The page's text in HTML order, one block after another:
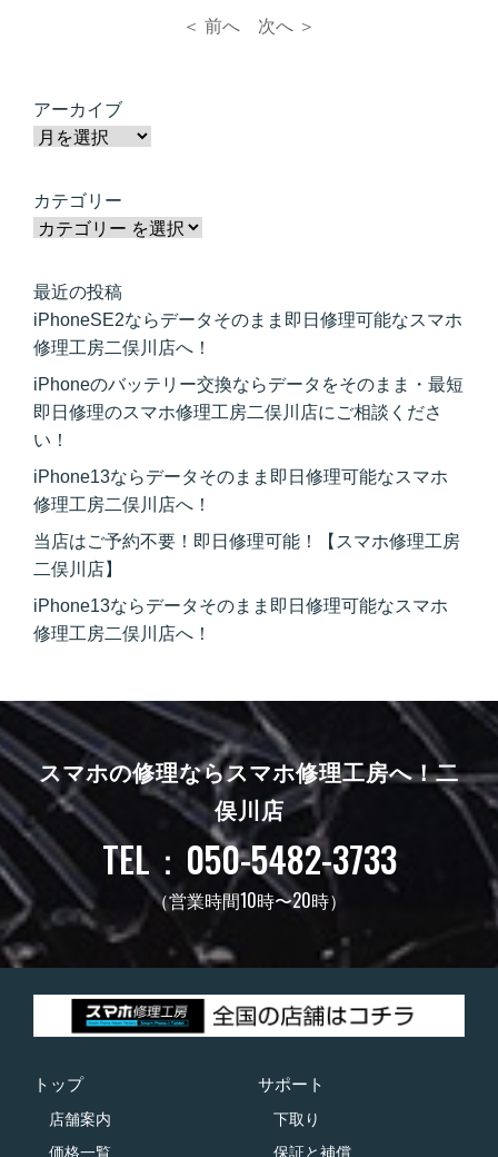
＜ 前へ 次へ ＞
アーカイブ
カテゴリー
最近の投稿
iPhoneSE2ならデータそのまま即日修理可能なスマホ
修理工房二俣川店へ！
iPhoneのバッテリー交換ならデータをそのまま・最短
即日修理のスマホ修理工房二俣川店にご相談くださ
い！
iPhone13ならデータそのまま即日修理可能なスマホ
修理工房二俣川店へ！
当店はご予約不要！即日修理可能！【スマホ修理工房
二俣川店】
iPhone13ならデータそのまま即日修理可能なスマホ
修理工房二俣川店へ！
スマホの修理ならスマホ修理工房へ！二
俣川店
TEL：050-5482-3733
（営業時間10時〜20時）
トップ
店舗案内
価格一覧
サポート
下取り
保証と補償